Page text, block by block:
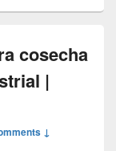
cosecha
|
↓